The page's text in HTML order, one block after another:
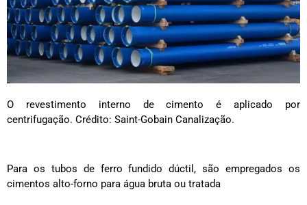
O revestimento interno de cimento é aplicado por
centrifugação. Crédito: Saint-Gobain Canalização.
Para os tubos de ferro fundido dúctil, são empregados os
cimentos alto-forno para água bruta ou tratada